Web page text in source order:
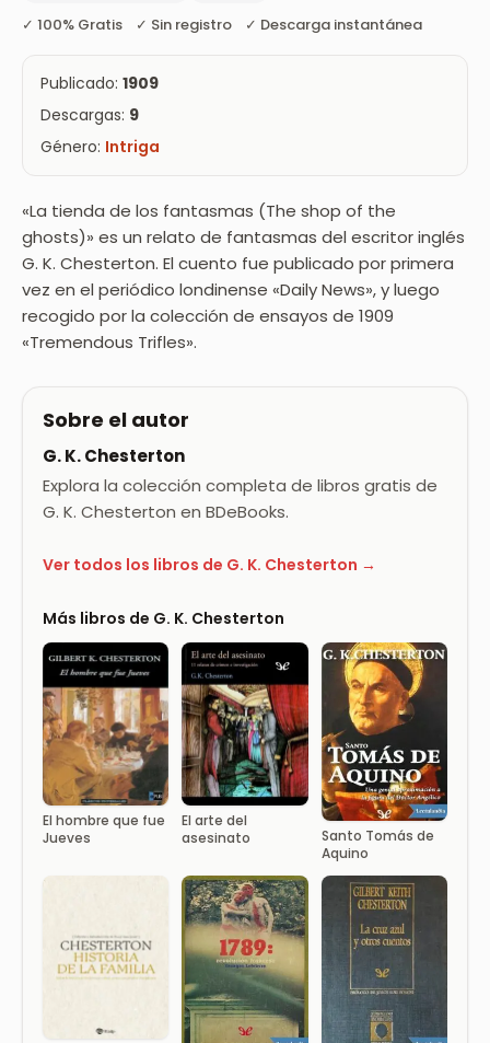
✓ 100% Gratis ✓ Sin registro ✓ Descarga instantánea
Publicado: 1909
Descargas: 9
Género: Intriga
«La tienda de los fantasmas (The shop of the
ghosts)» es un relato de fantasmas del escritor inglés
G. K. Chesterton. El cuento fue publicado por primera
vez en el periódico londinense «Daily News», y luego
recogido por la colección de ensayos de 1909
«Tremendous Trifles».
Sobre el autor
G. K. Chesterton
Explora la colección completa de libros gratis de
G. K. Chesterton en BDeBooks.
Ver todos los libros de G. K. Chesterton →
Más libros de G. K. Chesterton
El hombre que fue
Jueves
El arte del
asesinato
Santo Tomás de
Aquino